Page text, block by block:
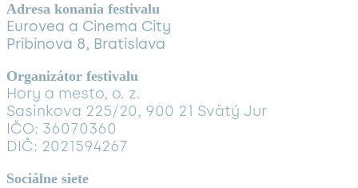
Adresa konania festivalu
Eurovea a Cinema City
Pribinova 8, Bratislava
Organizátor festivalu
Hory a mesto, o. z.
Sasinkova 225/20, 900 21 Svätý Jur
IČO: 36070360
DIČ: 2021594267
Sociálne siete